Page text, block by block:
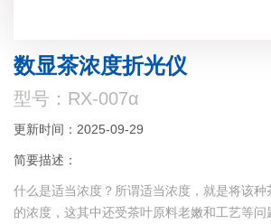
数显茶浓度折光仪
型号：RX-007α
更新时间：2025-09-29
简要描述：
什么是适当浓度？所谓适当浓度，就是将该
的浓度，这其中还受茶叶原料老嫩和工艺等问